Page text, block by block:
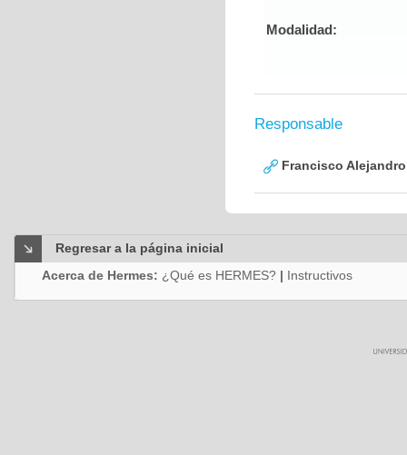
Modalidad:
Responsable
Francisco
Regresar a la página inicial
Acerca de Hermes: ¿Qué es HERMES? | Instructivos